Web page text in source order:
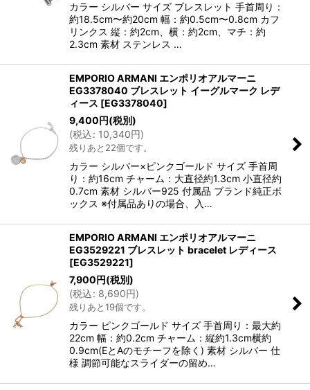
カラー シルバー サイズ ブレスレット 手首周り：
約18.5cm〜約20cm 幅：約0.5cm〜0.8cm カフ
リンクス 縦：約2cm、横：約2cm、マチ：約
2.3cm 素材 ステンレス …
EMPORIO ARMANI エンポリオアルマーニ
EG3378040 ブレスレット イーグルマーク レデ
ィース [EG3378040]
9,400円(税別)
(税込: 10,340円)
残りあと22個です。
カラー シルバー×ピンクゴールド サイズ 手首周
り：約16cm チャーム：大直径約1.3cm 小直径約
0.7cm 素材 シルバー925 付属品 ブランド純正ボ
ックス ※付属品ありの場合、入…
EMPORIO ARMANI エンポリオアルマーニ
EG3529221 ブレスレット bracelet レディース
[EG3529221]
7,900円(税別)
(税込: 8,690円)
残りあと19個です。
カラー ピンクゴールド サイズ 手首周り：最大約
22cm 幅：約0.2cm チャーム：縦約1.3cm横約
0.9cm(EとAのモチーフを除く) 素材 シルバー 仕
様 調節可能なスライダーの留め…